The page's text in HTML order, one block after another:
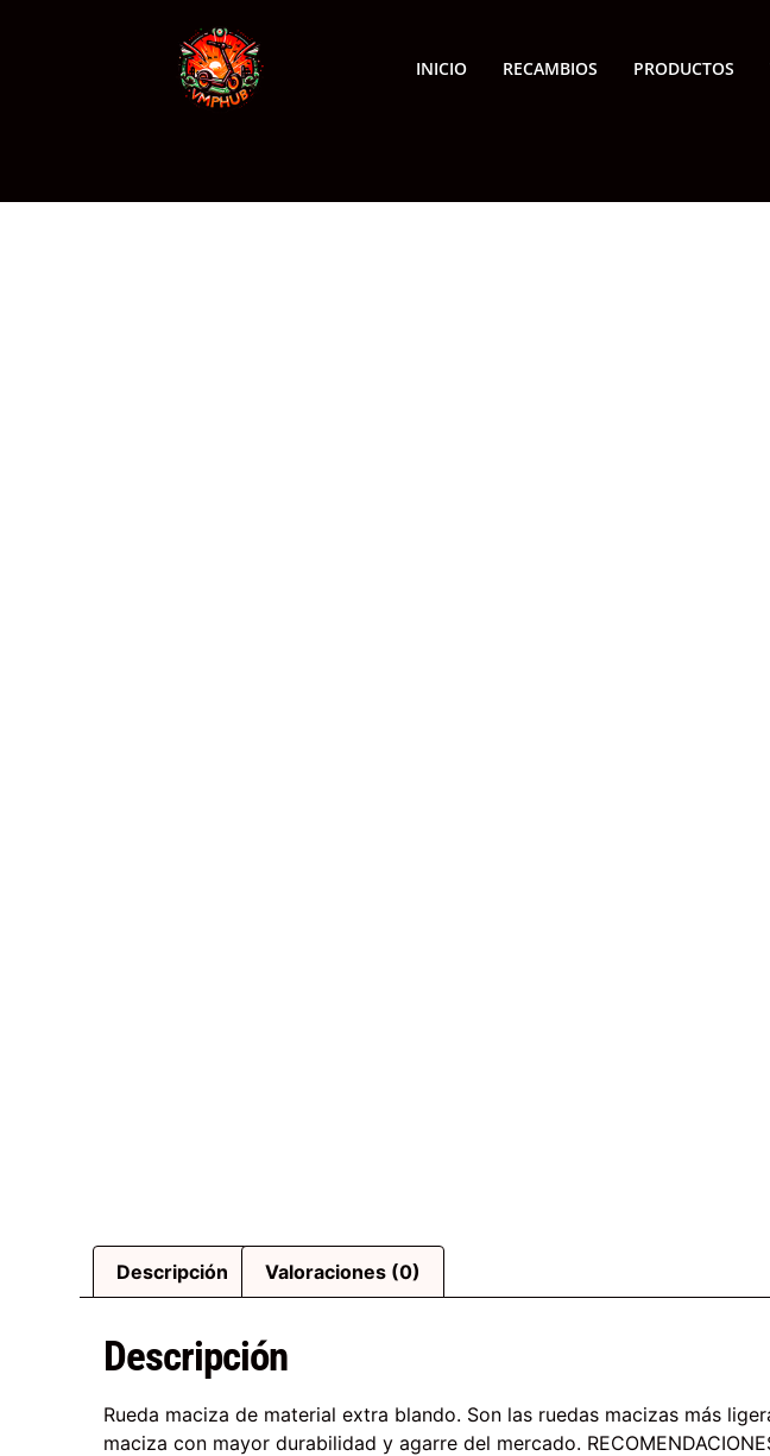
INICIO RECAMBIOS PRODUCTOS
Descripción Valoraciones (0)
Descripción
Rueda maciza de material extra blando. Son las ruedas macizas más
maciza con mayor durabilidad y agarre del mercado.